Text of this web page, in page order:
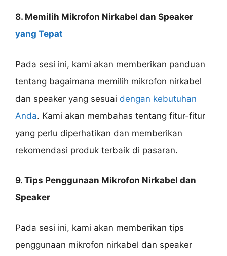
8. Memilih Mikrofon Nirkabel dan Speaker
yang Tepat
Pada sesi ini, kami akan memberikan panduan
tentang bagaimana memilih mikrofon nirkabel
dan speaker yang sesuai dengan kebutuhan
Anda. Kami akan membahas tentang fitur-fitur
yang perlu diperhatikan dan memberikan
rekomendasi produk terbaik di pasaran.
9. Tips Penggunaan Mikrofon Nirkabel dan
Speaker
Pada sesi ini, kami akan memberikan tips
penggunaan mikrofon nirkabel dan speaker